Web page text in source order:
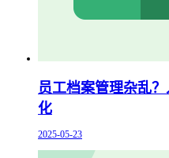
员工档案管理杂乱
化
2025-05-23